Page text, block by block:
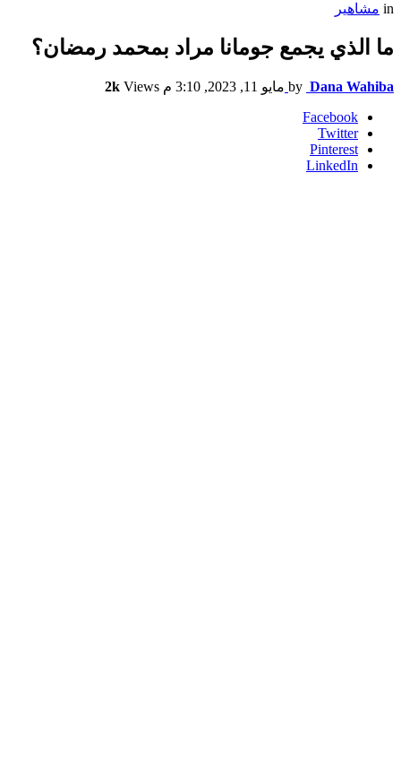
in مشاهير
ما الذي يجمع جومانا مراد بمحمد رمضان؟
by Dana Wahiba مايو 11, 2023, 3:10 م 2k Views
Facebook
Twitter
Pinterest
LinkedIn